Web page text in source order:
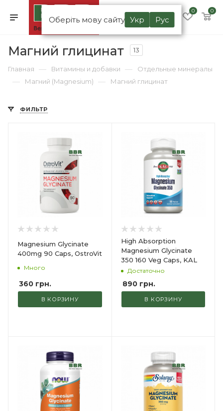
Оберіть мову сайту Укр Рус
0 0
Магний глицинат 13
Главная — Витамины и добавки — Отдельные минералы
— Магний (Magnesium) — Магний глицинат
ФИЛЬТР
Magnesium Glycinate
400mg 90 Caps, OstroVit
Много
360 грн.
В КОРЗИНУ
High Absorption
Magnesium Glycinate
350 160 Veg Caps, KAL
Достаточно
890грн.
В КОРЗИНУ